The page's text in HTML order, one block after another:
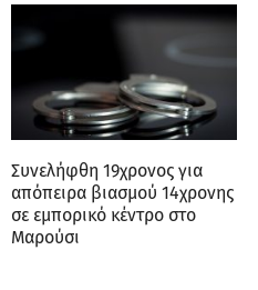
Συνελήφθη 19χρονος για
απόπειρα βιασμού 14χρονης
σε εμπορικό κέντρο στο
Μαρούσι